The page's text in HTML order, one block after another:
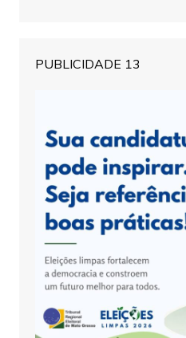
PUBLICIDADE 13